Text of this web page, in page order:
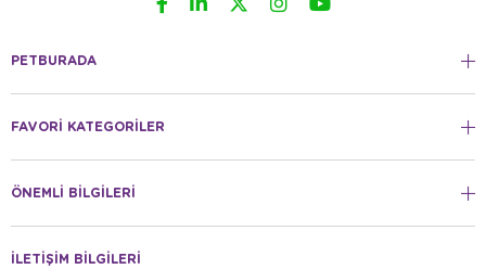
PETBURADA
FAVORİ KATEGORİLER
ÖNEMLİ BİLGİLERİ
İLETİŞİM BİLGİLERİ